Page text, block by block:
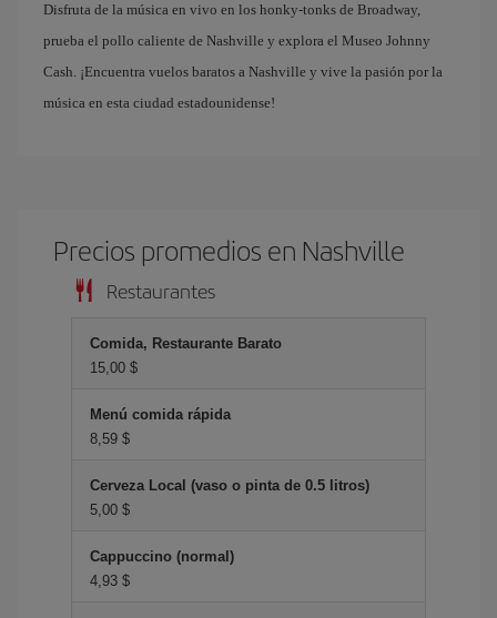
Disfruta de la música en vivo en los honky-tonks de Broadway,
prueba el pollo caliente de Nashville y explora el Museo Johnny
Cash. ¡Encuentra vuelos baratos a Nashville y vive la pasión por la
música en esta ciudad estadounidense!
Precios promedios en Nashville
Restaurantes
Comida, Restaurante Barato
15,00 $
Menú comida rápida
8,59 $
Cerveza Local (vaso o pinta de 0.5 litros)
5,00 $
Cappuccino (normal)
4,93 $